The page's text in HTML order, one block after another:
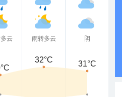
云 雨转多云 阴
32°C 31°C